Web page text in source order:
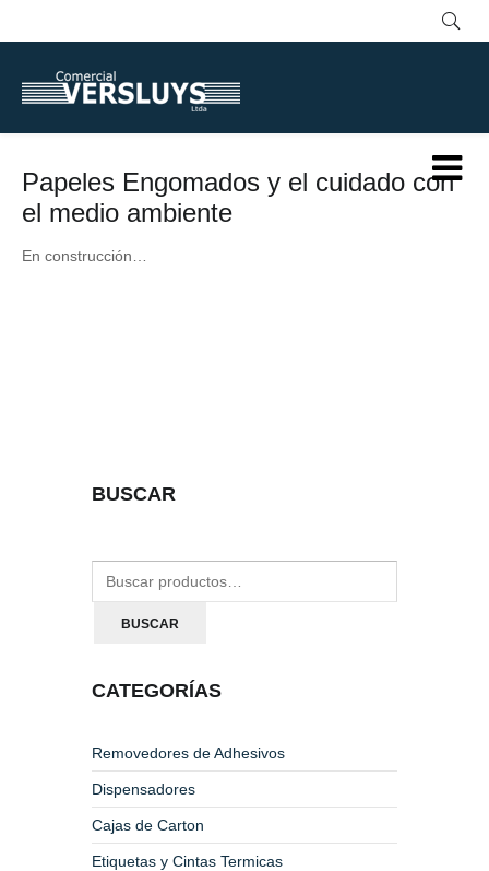
Papeles Engomados y el cuidado con
el medio ambiente
En construcción…
BUSCAR
BUSCAR
CATEGORÍAS
Removedores de Adhesivos
Dispensadores
Cajas de Carton
Etiquetas y Cintas Termicas